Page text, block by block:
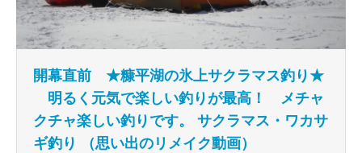
開幕直前 ★糠平湖の氷上サクラマス釣り★
明るく元気で楽しい釣りが最高！ メチャ
クチャ楽しい釣りです。 サクラマス・ワカサ
ギ釣り （思い出のリメイク動画）